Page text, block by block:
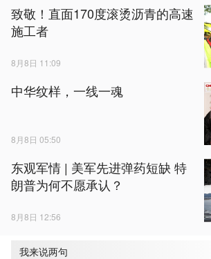
我来说两句
致敬！直面170度滚烫沥青的高速
施工者
8月8日 11:09
中华纹样，一线一魂
8月8日 05:50
东观军情 | 美军先进弹药短缺 特
朗普为何不愿承认？
8月8日 12:56